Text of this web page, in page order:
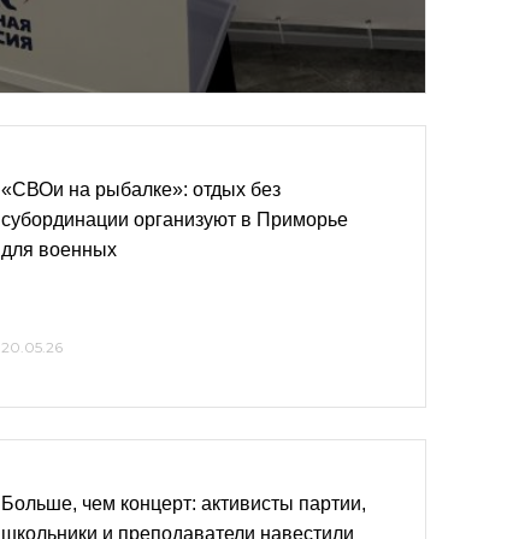
«СВОи на рыбалке»: отдых без
субординации организуют в Приморье
для военных
20.05.26
Больше, чем концерт: активисты партии,
школьники и преподаватели навестили